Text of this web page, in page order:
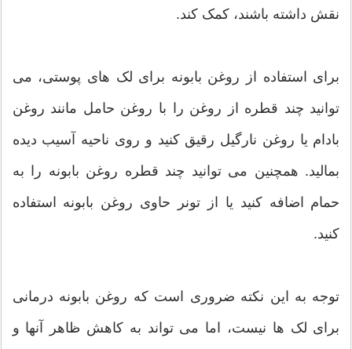
نقش داشته باشند، کمک کند.
برای استفاده از روغن بابونه برای لک های پوستی، می
توانید چند قطره از روغن را با روغن حامل مانند روغن
بادام یا روغن نارگیل رقیق کنید و روی ناحیه آسیب دیده
بمالید. همچنین می توانید چند قطره روغن بابونه را به
حمام اضافه کنید یا از تونر حاوی روغن بابونه استفاده
کنید.
توجه به این نکته ضروری است که روغن بابونه درمانی
برای لک ها نیست، اما می تواند به کاهش ظاهر آنها و